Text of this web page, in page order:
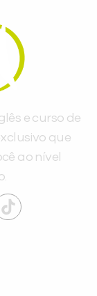
e curso de
que
ao nível